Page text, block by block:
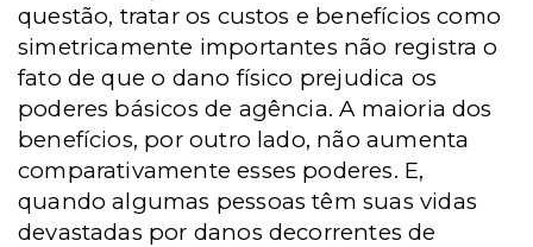
questão, tratar os custos e benefícios como
simetricamente importantes não registra o
fato de que o dano físico prejudica os
poderes básicos de agência. A maioria dos
benefícios, por outro lado, não aumenta
comparativamente esses poderes. E,
quando algumas pessoas têm suas vidas
devastadas por danos decorrentes de